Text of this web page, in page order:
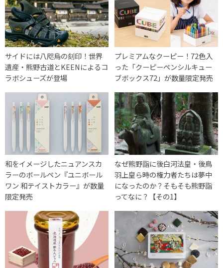
サイドには八咫烏の刻印！世界
遺産・熊野古道とKEENによるコ
ラボシューズが登場
プレミアムなクーピー！72色入
った「クーピーペンシルキュー
ブボックス72」が数量限定発売
和をイメージしたニュアンスカ
ラーのボールペン『ユニボール
ワン 和テイストカラー』が数量
限定発売
なぜ熊野詣に後白河法皇・後鳥
羽上皇ら時の権力者たちは夢中
になったのか？そもそも熊野詣
ってなに？【その1】